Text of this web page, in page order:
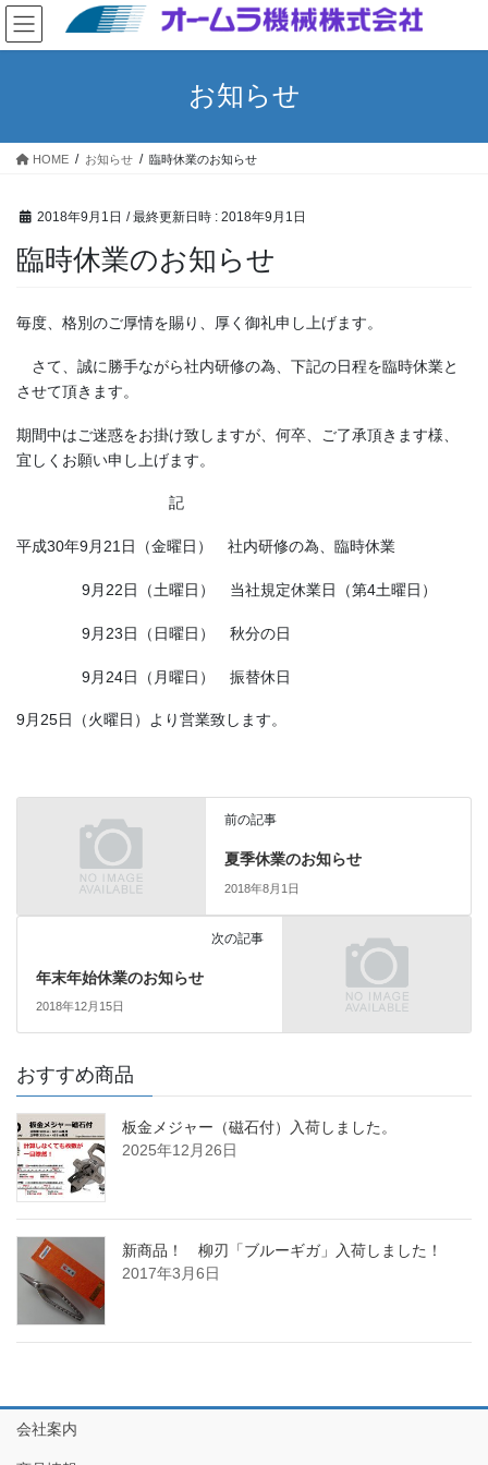
コ
ン
テ
ス
ナ
ビ
ゲ
ン
お知らせ
HOME お知らせ 臨時休業のお知らせ
2018年9月1日 / 最終更新日時 : 2018年9月1日
臨時休業のお知らせ
毎度、格別のご厚情を賜り、厚く御礼申し上げます。
さて、誠に勝手ながら社内研修の為、下記の日程を臨時休業と
させて頂きます。
期間中はご迷惑をお掛け致しますが、何卒、ご了承頂きます様、
宜しくお願い申し上げます。
記
平成30年9月21日（金曜日） 社内研修の為、臨時休業
9月22日（土曜日） 当社規定休業日（第4土曜日）
9月23日（日曜日） 秋分の日
9月24日（月曜日） 振替休日
9月25日（火曜日）より営業致します。
前の記事
夏季休業のお知らせ
2018年8月1日
次の記事
年末年始休業のお知らせ
2018年12月15日
おすすめ商品
板金メジャー（磁石付）入荷しました。
2025年12月26日
新商品！ 柳刃「ブルーギガ」入荷しました！
2017年3月6日
会社案内